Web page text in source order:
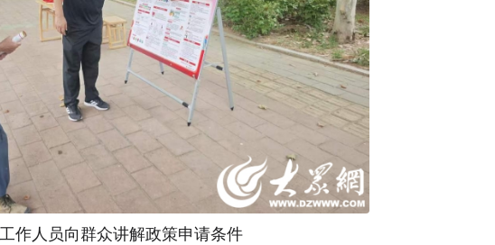
工作人员向群众讲解政策申请条件